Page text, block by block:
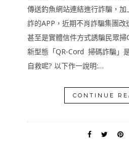
傳送釣魚網站連結進行詐騙，
詐的APP，近期不肖詐騙集團改
甚至是實體信件方式誘騙民眾掃
新型態「QR-Cord 掃碼詐騙」
自救呢? 以下作一說明:…
CONTINUE